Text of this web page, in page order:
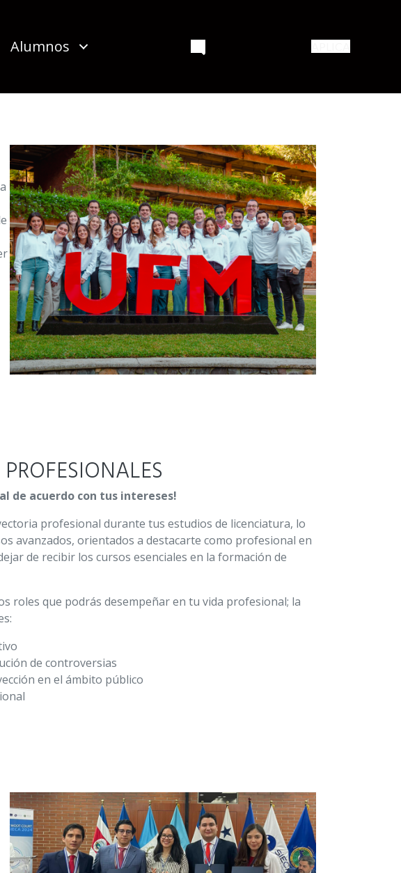
Alumnos
de acuerdo con tus intereses!
profesional durante tus estudios de licenciatura, lo
avanzados, orientados a destacarte como profesional en
de recibir los cursos esenciales en la formación de
roles que podrás desempeñar en tu vida profesional; la
de controversias
en el ámbito público